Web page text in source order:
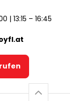
| 13:15 – 16:45